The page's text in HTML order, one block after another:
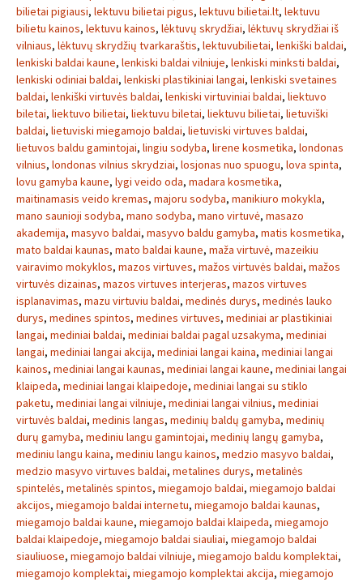
bilietai pigiausi, lektuvu bilietai pigus, lektuvu bilietai.lt, lektuvu
bilietu kainos, lektuvu kainos, lėktuvų skrydžiai, lėktuvų skrydžiai iš
vilniaus, lėktuvų skrydžių tvarkaraštis, lektuvubilietai, lenkiški baldai,
lenkiski baldai kaune, lenkiski baldai vilniuje, lenkiski minksti baldai,
lenkiski odiniai baldai, lenkiski plastikiniai langai, lenkiski svetaines
baldai, lenkiški virtuvės baldai, lenkiski virtuviniai baldai, liektuvo
biletai, liektuvo bilietai, liektuvu biletai, liektuvu bilietai, lietuviški
baldai, lietuviski miegamojo baldai, lietuviski virtuves baldai,
lietuvos baldu gamintojai, lingiu sodyba, lirene kosmetika, londonas
vilnius, londonas vilnius skrydziai, losjonas nuo spuogu, lova spinta,
lovu gamyba kaune, lygi veido oda, madara kosmetika,
maitinamasis veido kremas, majoru sodyba, manikiuro mokykla,
mano saunioji sodyba, mano sodyba, mano virtuvė, masazo
akademija, masyvo baldai, masyvo baldu gamyba, matis kosmetika,
mato baldai kaunas, mato baldai kaune, maža virtuvė, mazeikiu
vairavimo mokyklos, mazos virtuves, mažos virtuvės baldai, mažos
virtuvės dizainas, mazos virtuves interjeras, mazos virtuves
isplanavimas, mazu virtuviu baldai, medinės durys, medinės lauko
durys, medines spintos, medines virtuves, mediniai ar plastikiniai
langai, mediniai baldai, mediniai baldai pagal uzsakyma, mediniai
langai, mediniai langai akcija, mediniai langai kaina, mediniai langai
kainos, mediniai langai kaunas, mediniai langai kaune, mediniai langai
klaipeda, mediniai langai klaipedoje, mediniai langai su stiklo
paketu, mediniai langai vilniuje, mediniai langai vilnius, mediniai
virtuvės baldai, medinis langas, medinių baldų gamyba, medinių
durų gamyba, mediniu langu gamintojai, medinių langų gamyba,
mediniu langu kaina, mediniu langu kainos, medzio masyvo baldai,
medzio masyvo virtuves baldai, metalines durys, metalinės
spintelės, metalinės spintos, miegamojo baldai, miegamojo baldai
akcijos, miegamojo baldai internetu, miegamojo baldai kaunas,
miegamojo baldai kaune, miegamojo baldai klaipeda, miegamojo
baldai klaipedoje, miegamojo baldai siauliai, miegamojo baldai
siauliuose, miegamojo baldai vilniuje, miegamojo baldu komplektai,
miegamojo komplektai, miegamojo komplektai akcija, miegamojo